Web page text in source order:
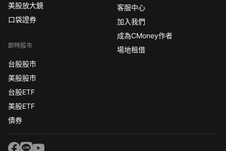
美股放大鏡
口袋證券
即時股市
台股股市
美股股市
台股ETF
美股ETF
債券
客服中心
加入我們
成為CMoney作者
場地租借